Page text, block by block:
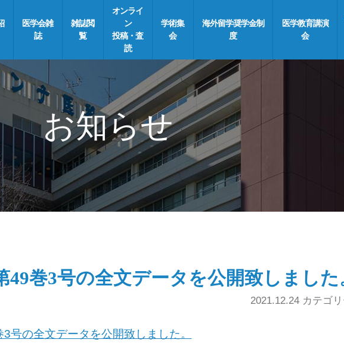
医学会雑
誌
雑誌閲
覧
オンライ
ン
投稿・査
読
学術集
会
海外留学奨学金制
度
医学教育講演
会
お知らせ
49巻3号の全文データを公開致しました
2021.12.24 カテゴリ
号の全文データを公開致しました。